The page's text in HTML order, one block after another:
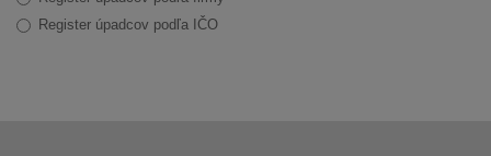
Register úpadcov podľa IČO